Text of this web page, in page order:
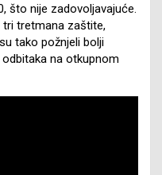
što nije zadovoljavajuće.
tri tretmana zaštite,
tako požnjeli bolji
na otkupnom